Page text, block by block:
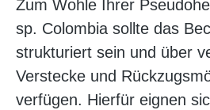
Zum Wohle Ihrer
sp. Colombia sollte das
strukturiert sein und über
Verstecke und
verfügen. Hierfür eignen